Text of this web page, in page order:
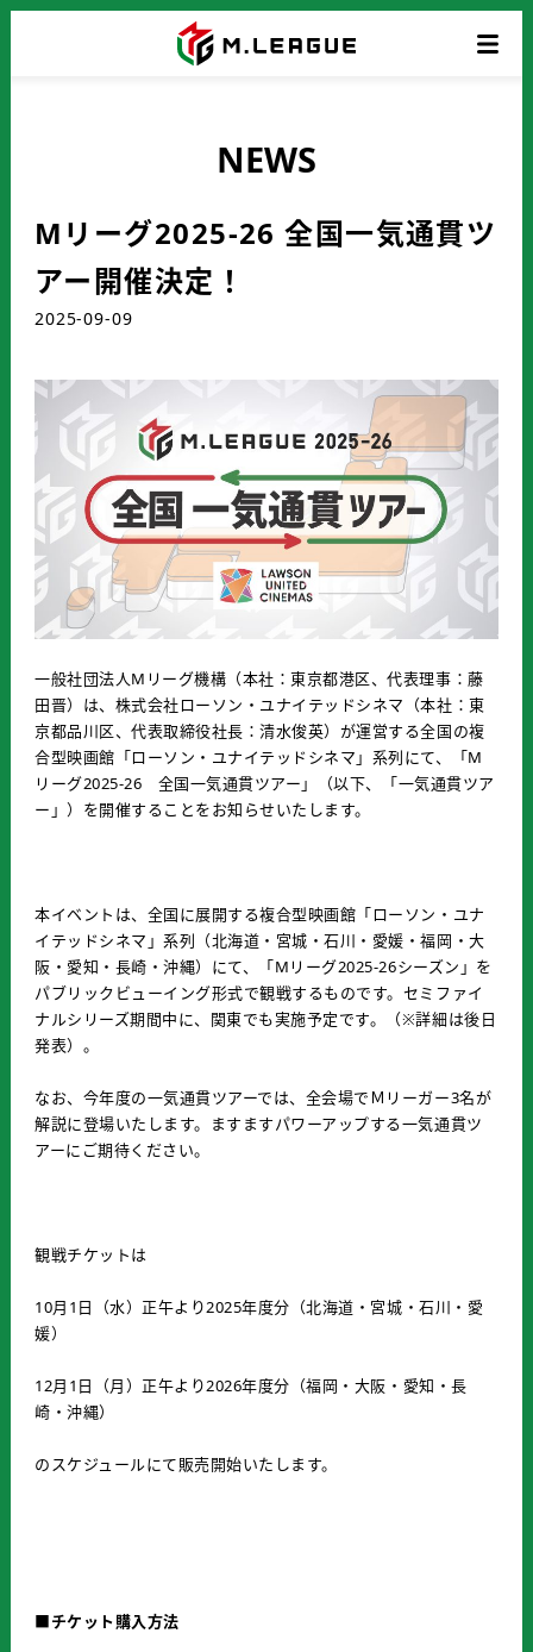
NEWS
Mリーグ2025-26 全国一気通貫ツ
アー開催決定！
2025-09-09
一般社団法人Mリーグ機構（本社：東京都港区、代表理事：藤
田晋）は、株式会社ローソン・ユナイテッドシネマ（本社：東
京都品川区、代表取締役社長：清水俊英）が運営する全国の複
合型映画館「ローソン・ユナイテッドシネマ」系列にて、「M
リーグ2025-26 全国一気通貫ツアー」（以下、「一気通貫ツア
ー」）を開催することをお知らせいたします。
本イベントは、全国に展開する複合型映画館「ローソン・ユナ
イテッドシネマ」系列（北海道・宮城・石川・愛媛・福岡・大
阪・愛知・長崎・沖縄）にて、「Mリーグ2025-26シーズン」を
パブリックビューイング形式で観戦するものです。セミファイ
ナルシリーズ期間中に、関東でも実施予定です。（※詳細は後日
発表）。
なお、今年度の一気通貫ツアーでは、全会場でＭリーガー3名が
解説に登場いたします。ますますパワーアップする一気通貫ツ
アーにご期待ください。
観戦チケットは
10月1日（水）正午より2025年度分（北海道・宮城・石川・愛
媛）
12月1日（月）正午より2026年度分（福岡・大阪・愛知・長
崎・沖縄）
のスケジュールにて販売開始いたします。
■チケット購入方法